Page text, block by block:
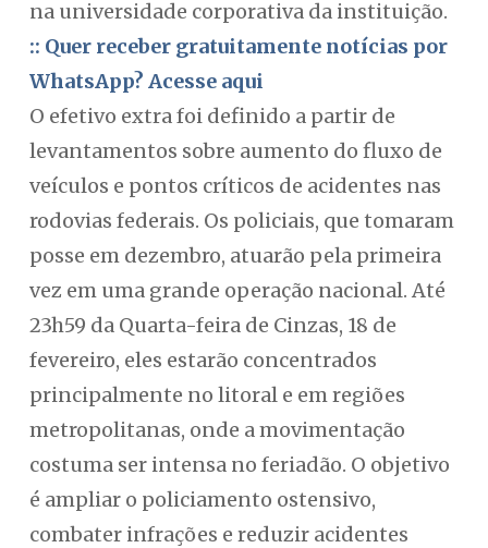
na universidade corporativa da instituição.
:: Quer receber gratuitamente notícias por
WhatsApp? Acesse aqui
O efetivo extra foi definido a partir de
levantamentos sobre aumento do fluxo de
veículos e pontos críticos de acidentes nas
rodovias federais. Os policiais, que tomaram
posse em dezembro, atuarão pela primeira
vez em uma grande operação nacional. Até
23h59 da Quarta-feira de Cinzas, 18 de
fevereiro, eles estarão concentrados
principalmente no litoral e em regiões
metropolitanas, onde a movimentação
costuma ser intensa no feriadão. O objetivo
é ampliar o policiamento ostensivo,
combater infrações e reduzir acidentes